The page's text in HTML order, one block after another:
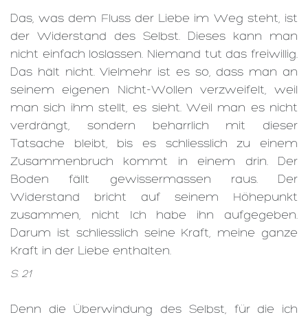
Das, was dem Fluss der Liebe im Weg steht, ist
der Widerstand des Selbst. Dieses kann man
nicht einfach loslassen. Niemand tut das freiwillig.
Das hält nicht. Vielmehr ist es so, dass man an
seinem eigenen Nicht-Wollen verzweifelt, weil
man sich ihm stellt, es sieht. Weil man es nicht
verdrängt, sondern beharrlich mit dieser
Tatsache bleibt, bis es schliesslich zu einem
Zusammenbruch kommt in einem drin. Der
Boden fällt gewissermassen raus. Der
Widerstand bricht auf seinem Höhepunkt
zusammen, nicht Ich habe ihn aufgegeben.
Darum ist schliesslich seine Kraft, meine ganze
Kraft in der Liebe enthalten.
S. 21
Denn die Überwindung des Selbst, für die ich